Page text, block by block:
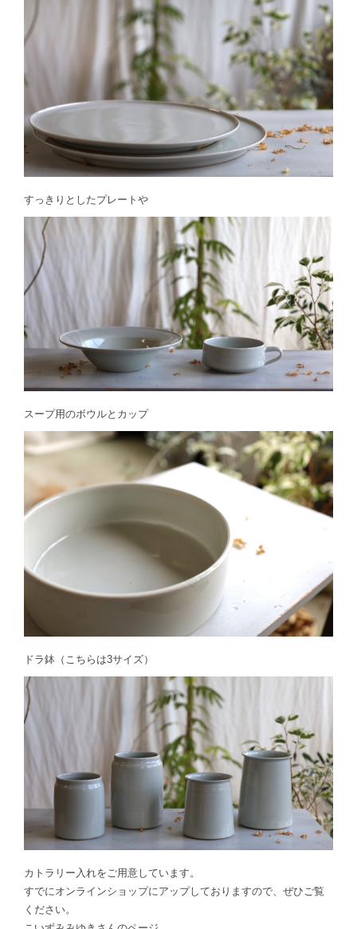
すっきりとしたプレートや
スープ用のボウルとカップ
ドラ鉢（こちらは3サイズ）
カトラリー入れをご用意しています。
すでにオンラインショップにアップしておりますので、ぜひご覧
ください。